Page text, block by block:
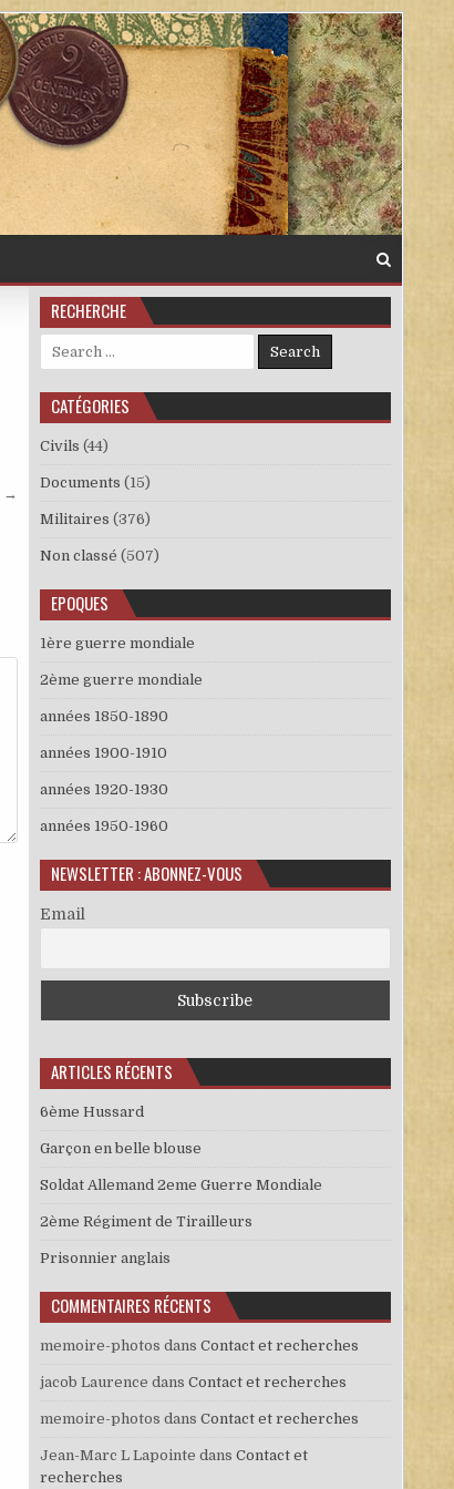
→
RECHERCHE
Search for:
CATÉGORIES
Civils (44)
Documents (15)
Militaires (376)
Non classé (507)
EPOQUES
1ère guerre mondiale
2ème guerre mondiale
années 1850-1890
années 1900-1910
années 1920-1930
années 1950-1960
NEWSLETTER : ABONNEZ-VOUS
Email
ARTICLES RÉCENTS
6ème Hussard
Garçon en belle blouse
Soldat Allemand 2eme Guerre Mondiale
2ème Régiment de Tirailleurs
Prisonnier anglais
COMMENTAIRES RÉCENTS
memoire-photos dans Contact et recherches
jacob Laurence dans Contact et recherches
memoire-photos dans Contact et recherches
Jean-Marc L Lapointe dans Contact et
recherches